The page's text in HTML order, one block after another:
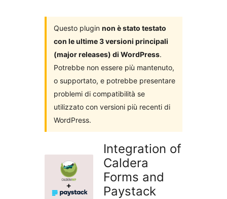
Questo plugin non è stato testato
con le ultime 3 versioni principali
(major releases) di WordPress.
Potrebbe non essere più mantenuto,
o supportato, e potrebbe presentare
problemi di compatibilità se
utilizzato con versioni più recenti di
WordPress.
Integration of
Caldera
Forms and
Paystack